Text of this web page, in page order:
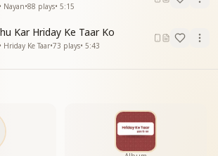
Nayan•88 plays• 5:15
Kar Hriday Ke Taar Ko
Hriday Ke Taar•73 plays• 5:43